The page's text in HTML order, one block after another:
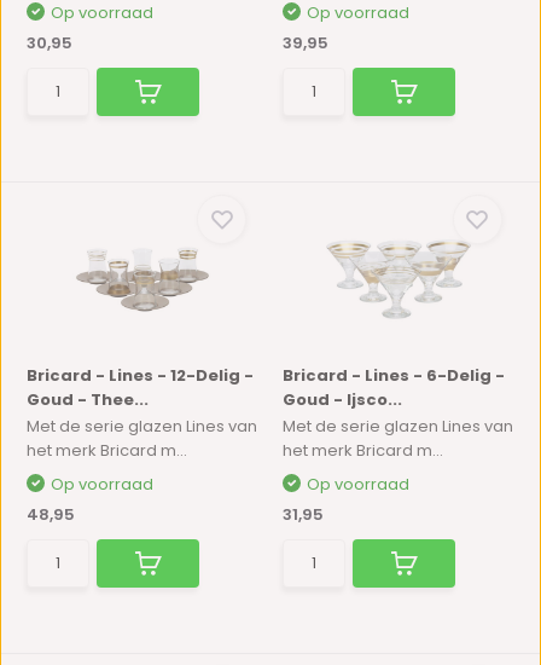
Op voorraad
30,95
Op voorraad
39,95
Bricard - Lines - 12-Delig -
Goud - Thee...
Met de serie glazen Lines van
het merk Bricard m...
Op voorraad
48,95
Bricard - Lines - 6-Delig -
Goud - Ijsco...
Met de serie glazen Lines van
het merk Bricard m...
Op voorraad
31,95